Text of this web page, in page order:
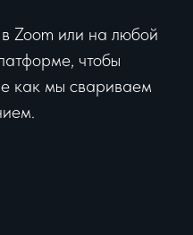
Zoom или на любой
чтобы
как мы свариваем